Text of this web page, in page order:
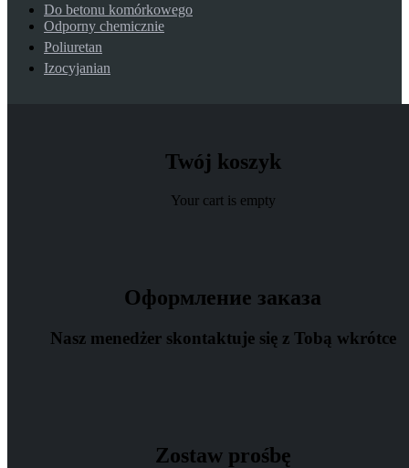
Do betonu komórkowego
Odporny chemicznie
Poliuretan
Izocyjanian
Twój koszyk
Your cart is empty
Оформление заказа
Nasz menedżer skontaktuje się z Tobą wkrótce
Zostaw prośbę